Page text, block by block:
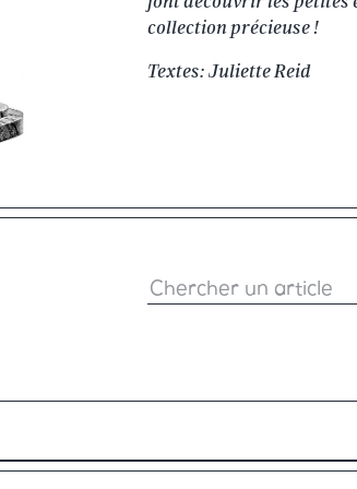
collection précieuse !
Textes: Juliette Reid